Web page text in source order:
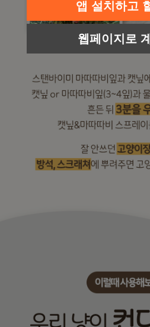
앱 설치하고
웹페이지로